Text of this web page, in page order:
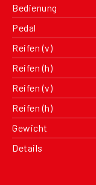
Bedienung
Pedal
Reifen (v)
Reifen (h)
Reifen (v)
Reifen (h)
Gewicht
Details